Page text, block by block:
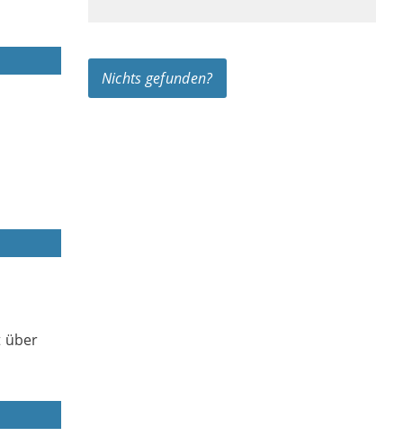
über
Nichts gefunden?